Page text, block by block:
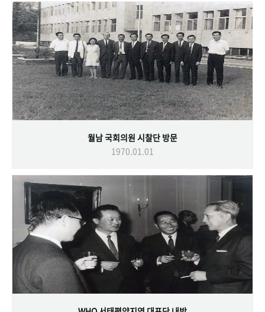
월남 국회의원 시찰단 방문
1970.01.01